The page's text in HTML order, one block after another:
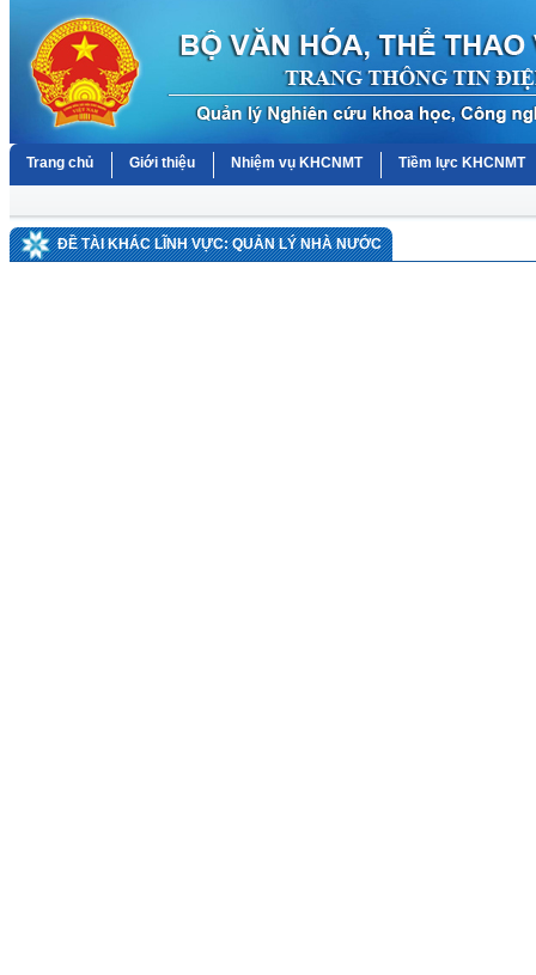
Trang chủ Giới thiệu Nhiệm vụ KHCNMT Tiềm lực KHCNMT
ĐỀ TÀI KHÁC LĨNH VỰC: QUẢN LÝ NHÀ NƯỚC